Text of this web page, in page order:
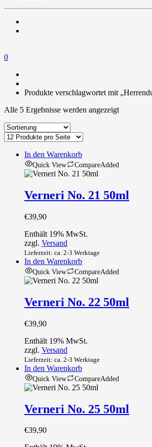
0
Produkte verschlagwortet mit
Alle 5 Ergebnisse werden angezeigt
In den Warenkorb
Quick View CompareAdded
Verneri No. 21 50ml
€39,90
Enthält 19% MwSt.
zzgl. Versand
Lieferzeit: ca. 2-3 Werktage
In den Warenkorb
Quick View CompareAdded
Verneri No. 22 50ml
€39,90
Enthält 19% MwSt.
zzgl. Versand
Lieferzeit: ca. 2-3 Werktage
In den Warenkorb
Quick View CompareAdded
Verneri No. 25 50ml
€39,90